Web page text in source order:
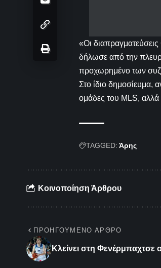
«Οι
δήλωσε από την
προχωρημένο των
Στο ίδιο δημοσίευμα,
ομάδες του MLS, αλλά
TAGGED: Άρης
Κοινοποίηση Άρθρου
ΠΡΟΗΓΟΎΜΕΝΟ ΆΡΘΡΟ
Κλείνει στη Φενέρμπαχτσε